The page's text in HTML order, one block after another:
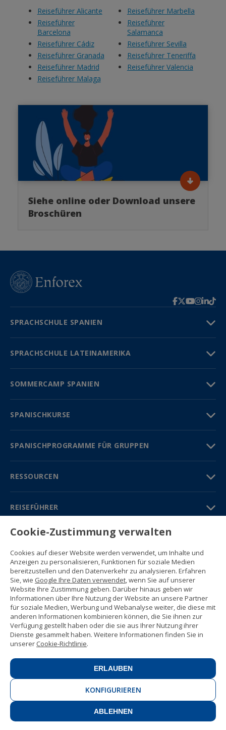
Reiseführer Alicante
Reiseführer
Barcelona
Reiseführer Cádiz
Reiseführer Granada
Reiseführer Madrid
Reiseführer Malaga
Reiseführer Marbella
Reiseführer
Salamanca
Reiseführer Sevilla
Reiseführer Teneriffa
Reiseführer Valencia
Siehe online oder Download unsere
Broschüren
SPRACHSCHULE SPANIEN
SPRACHSCHULE LATEINAMERIKA
SOMMERCAMP SPANIEN
SPANISCHKURSE
SPANISCHPROGRAMME FÜR GRUPPEN
RESSOURCEN
REISEFÜHRER
PARTNER
Kontakt
Gratisbroschüre
(+34) 91 594 37 76
Gustavo Fernández Balbuena, 11
28002 Madrid, Spain
Sitemap
Nutzungsbedingungen
Datenschutzerklärung
Enforex Cookie-Richtlinie
(CIF B-79946729) Alle Rechte
vorbehalten.
Rechtliche Mitteilung.
Cookie-Zustimmung verwalten
Cookies auf dieser Website werden verwendet, um Inhalte und
Anzeigen zu personalisieren, Funktionen für soziale Medien
bereitzustellen und den Datenverkehr zu analysieren. Erfahren
Sie, wie Google Ihre Daten verwendet, wenn Sie auf unserer
Website Ihre Zustimmung geben. Darüber hinaus geben wir
Informationen über Ihre Nutzung der Website an unsere Partner
für soziale Medien, Werbung und Webanalyse weiter, die diese mit
anderen Informationen kombinieren können, die Sie ihnen zur
Verfügung gestellt haben oder die sie aus Ihrer Nutzung ihrer
Dienste gesammelt haben. Weitere Informationen finden Sie in
unserer Cookie-Richtlinie.
ABLEHNEN
KONFIGURIEREN
ERLAUBEN